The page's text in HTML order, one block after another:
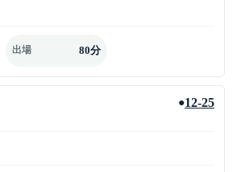
出場 80分
●12-25